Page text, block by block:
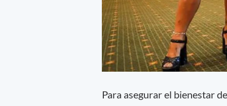
Para asegurar el bienestar